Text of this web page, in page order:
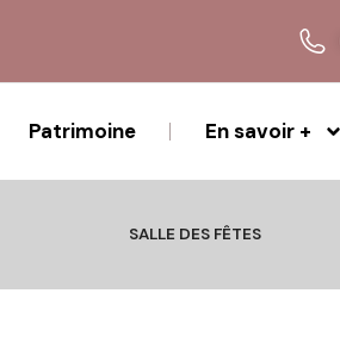
Patrimoine En savoir +
SALLE DES FÊTES